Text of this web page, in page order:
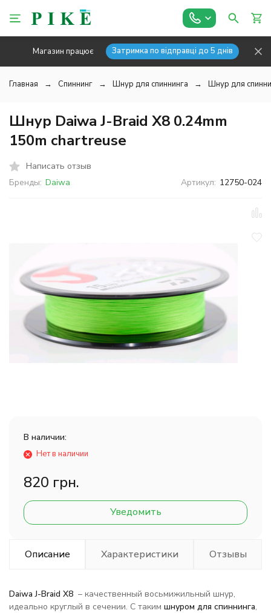
Магазин працює Затримка по відправці до 5 днів
Главная Спиннинг Шнур для спиннинга Шнур для
Шнур Daiwa J-Braid X8 0.24mm
150m chartreuse
Написать отзыв
Бренды: Daiwa Артикул: 12750-024
В наличии:
Нет в наличии
820 грн.
Уведомить
Описание Характеристики Отзывы
Daiwa J-Braid X8 – качественный восьмижильный шнур,
идеально круглый в сечении. С таким шнуром для спиннинга,